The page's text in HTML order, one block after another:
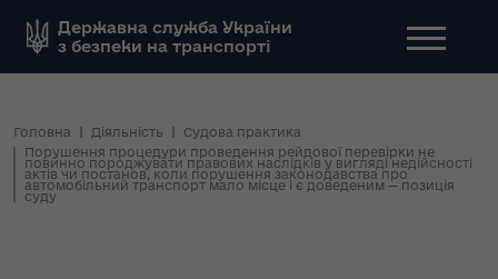
Державна служба України
з безпеки на транспорті
Головна Діяльність
Судова практика
Порушення процедури проведення рейдової перевірки не
повинно породжувати правових наслідків у вигляді недійсності
актів чи постанов, коли порушення законодавства про
автомобільний транспорт мало місце і є доведеним — позиція
суду